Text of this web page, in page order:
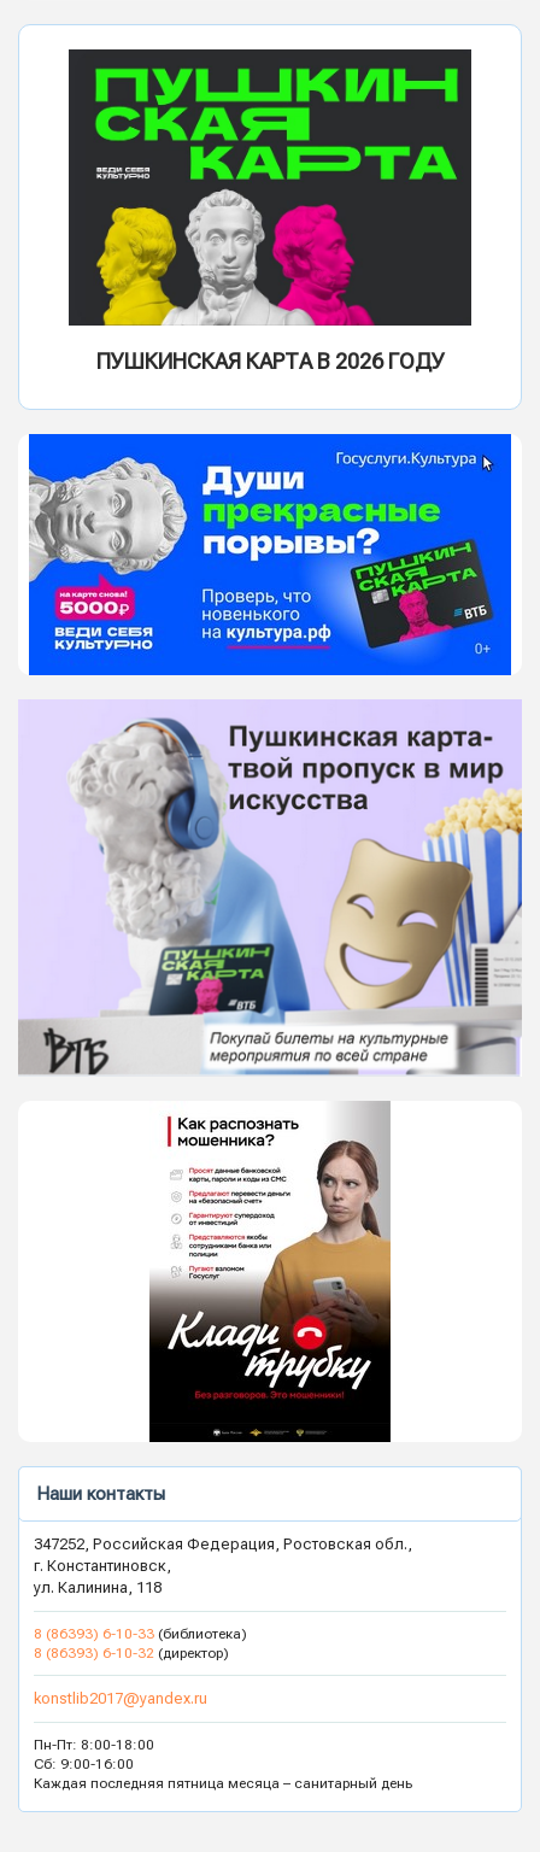
ПУШКИНСКАЯ КАРТА В 2026 ГОДУ
Наши контакты
347252, Российская Федерация, Ростовская обл.,
г. Константиновск,
ул. Калинина, 118
8 (86393) 6-10-33 (библиотека)
8 (86393) 6-10-32 (директор)
konstlib2017@yandex.ru
Пн-Пт: 8:00-18:00
Сб: 9:00-16:00
Каждая последняя пятница месяца – санитарный день